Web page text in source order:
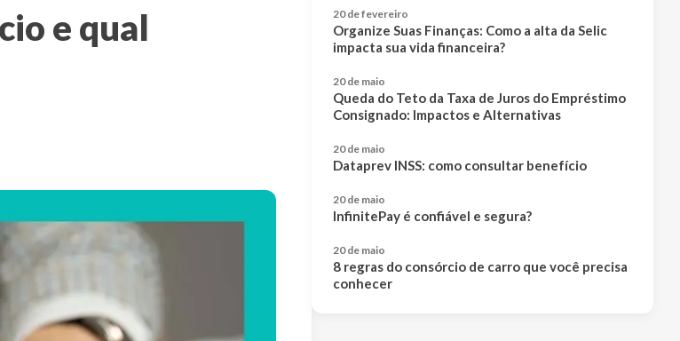
e qual
20 de fevereiro
Organize Suas Finanças: Como a alta da Selic
impacta sua vida financeira?
20 de maio
Queda do Teto da Taxa de Juros do Empréstimo
Consignado: Impactos e Alternativas
20 de maio
Dataprev INSS: como consultar benefício
20 de maio
InfinitePay é confiável e segura?
20 de maio
8 regras do consórcio de carro que você precisa
conhecer